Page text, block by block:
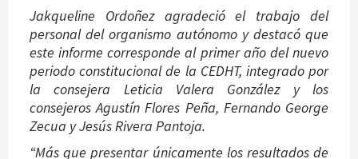
Jakqueline Ordoñez agradeció el trabajo del
personal del organismo autónomo y destacó que
este informe corresponde al primer año del nuevo
periodo constitucional de la CEDHT, integrado por
la consejera Leticia Valera González y los
consejeros Agustín Flores Peña, Fernando George
Zecua y Jesús Rivera Pantoja.
“Más que presentar únicamente los resultados de